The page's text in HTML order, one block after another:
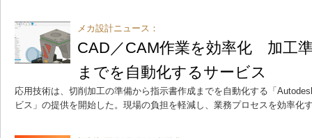
メカ設計ニュース：
CAD／CAM作業を効率化 加工
までを自動化するサービス
応用技術は、切削加工の準備から指示書作成までを自動化する「
ビス」の提供を開始した。現場の負担を軽減し、業務プロセスを効率化